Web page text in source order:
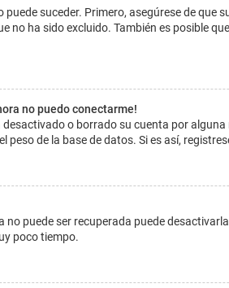
suceder. Primero, asegúrese de
no ha sido excluido. También es posible
no puedo conectarme!
o borrado su cuenta por
peso de la base de datos. Si es así,
no puede ser recuperada puede
poco tiempo.